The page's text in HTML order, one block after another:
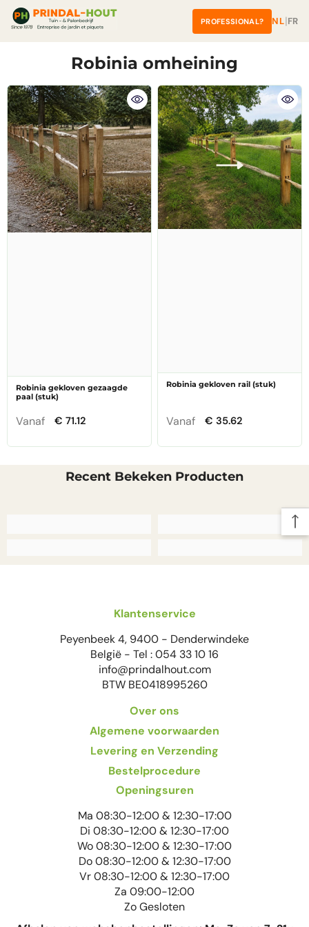
â
–¡
Skip to content
PROFESSIONAL? NL|FR
Robinia omheining
Robinia gekloven gezaagde
paal (stuk)
Vanaf € 71.12
Robinia gekloven rail (stuk)
Vanaf € 35.62
Recent Bekeken Producten
Klantenservice
Peyenbeek 4, 9400 - Denderwindeke
België - Tel : 054 33 10 16
info@prindalhout.com
BTW BE0418995260
Over ons
Algemene voorwaarden
Levering en Verzending
Bestelprocedure
Openingsuren
Ma 08:30-12:00 & 12:30-17:00
Di 08:30-12:00 & 12:30-17:00
Wo 08:30-12:00 & 12:30-17:00
Do 08:30-12:00 & 12:30-17:00
Vr 08:30-12:00 & 12:30-17:00
Za 09:00-12:00
Zo Gesloten